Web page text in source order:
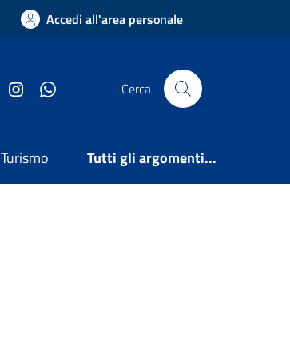
Accedi all'area personale
FacebookInstagram Cerca
Turismo Tutti gli argomenti...